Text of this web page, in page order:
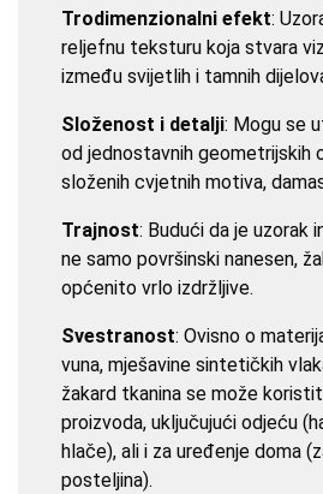
Trodimenzionalni efekt:
reljefnu teksturu koja stvara
između svijetlih i tamnih
Složenost i detalji: Mogu se
od jednostavnih geometrijskih
složenih cvjetnih motiva,
Trajnost: Budući da je uzorak
ne samo površinski nanesen,
općenito vrlo izdržljive.
Svestranost: Ovisno o
vuna, mješavine sintetičkih
žakard tkanina se može
proizvoda, uključujući odjeću
hlače), ali i za uređenje doma
posteljina).